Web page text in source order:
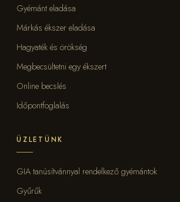
Gyémánt eladása
Márkás ékszer eladása
Hagyaték és örökség
Megbecsültetni egy ékszert
Online becslés
Időpontfoglalás
ÜZLETÜNK
GIA tanúsítvánnyal rendelkező gyémántok
Gyűrűk